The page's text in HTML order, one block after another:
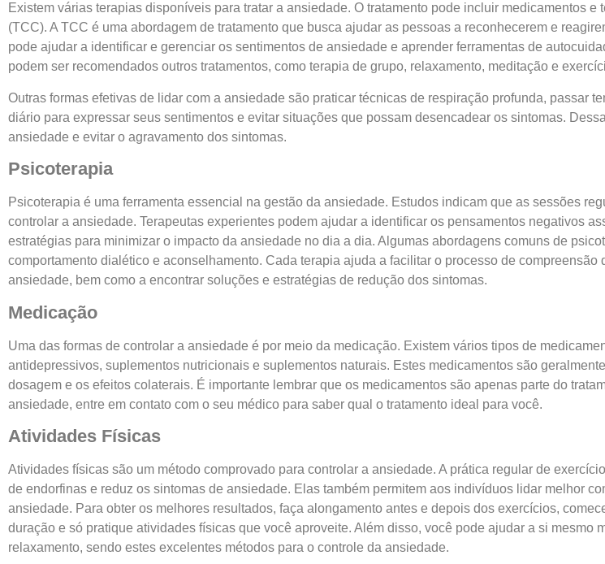
Existem várias terapias disponíveis para tratar a ansiedade. O tratamento pode incluir medicamentos
(TCC). A TCC é uma abordagem de tratamento que busca ajudar as pessoas a reconhecerem e
pode ajudar a identificar e gerenciar os sentimentos de ansiedade e aprender ferramentas de
podem ser recomendados outros tratamentos, como terapia de grupo, relaxamento, meditação e
Outras formas efetivas de lidar com a ansiedade são praticar técnicas de respiração profunda, passar
diário para expressar seus sentimentos e evitar situações que possam desencadear os sintomas.
ansiedade e evitar o agravamento dos sintomas.
Psicoterapia
Psicoterapia é uma ferramenta essencial na gestão da ansiedade. Estudos indicam que as sessões
controlar a ansiedade. Terapeutas experientes podem ajudar a identificar os pensamentos negativos
estratégias para minimizar o impacto da ansiedade no dia a dia. Algumas abordagens comuns de
comportamento dialético e aconselhamento. Cada terapia ajuda a facilitar o processo de
ansiedade, bem como a encontrar soluções e estratégias de redução dos sintomas.
Medicação
Uma das formas de controlar a ansiedade é por meio da medicação. Existem vários tipos de
antidepressivos, suplementos nutricionais e suplementos naturais. Estes medicamentos são
dosagem e os efeitos colaterais. É importante lembrar que os medicamentos são apenas parte do
ansiedade, entre em contato com o seu médico para saber qual o tratamento ideal para você.
Atividades Físicas
Atividades físicas são um método comprovado para controlar a ansiedade. A prática regular de
de endorfinas e reduz os sintomas de ansiedade. Elas também permitem aos indivíduos lidar melhor
ansiedade. Para obter os melhores resultados, faça alongamento antes e depois dos exercícios,
duração e só pratique atividades físicas que você aproveite. Além disso, você pode ajudar a si mesmo
relaxamento, sendo estes excelentes métodos para o controle da ansiedade.